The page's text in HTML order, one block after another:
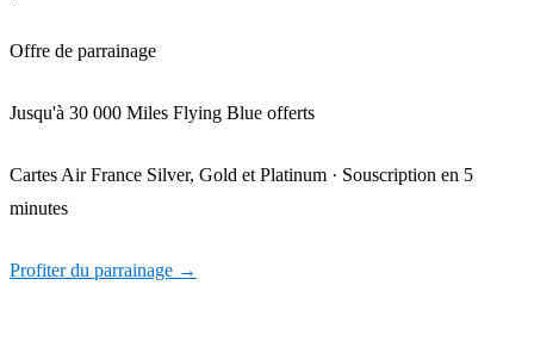
Offre de parrainage
Jusqu'à 30 000 Miles Flying Blue offerts
Cartes Air France Silver, Gold et Platinum · Souscription en 5
minutes
Profiter du parrainage →